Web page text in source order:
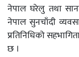
नेपाल घरेलु तथा
नेपाल सुनचाँदी
प्रतिनिधिको
छ ।